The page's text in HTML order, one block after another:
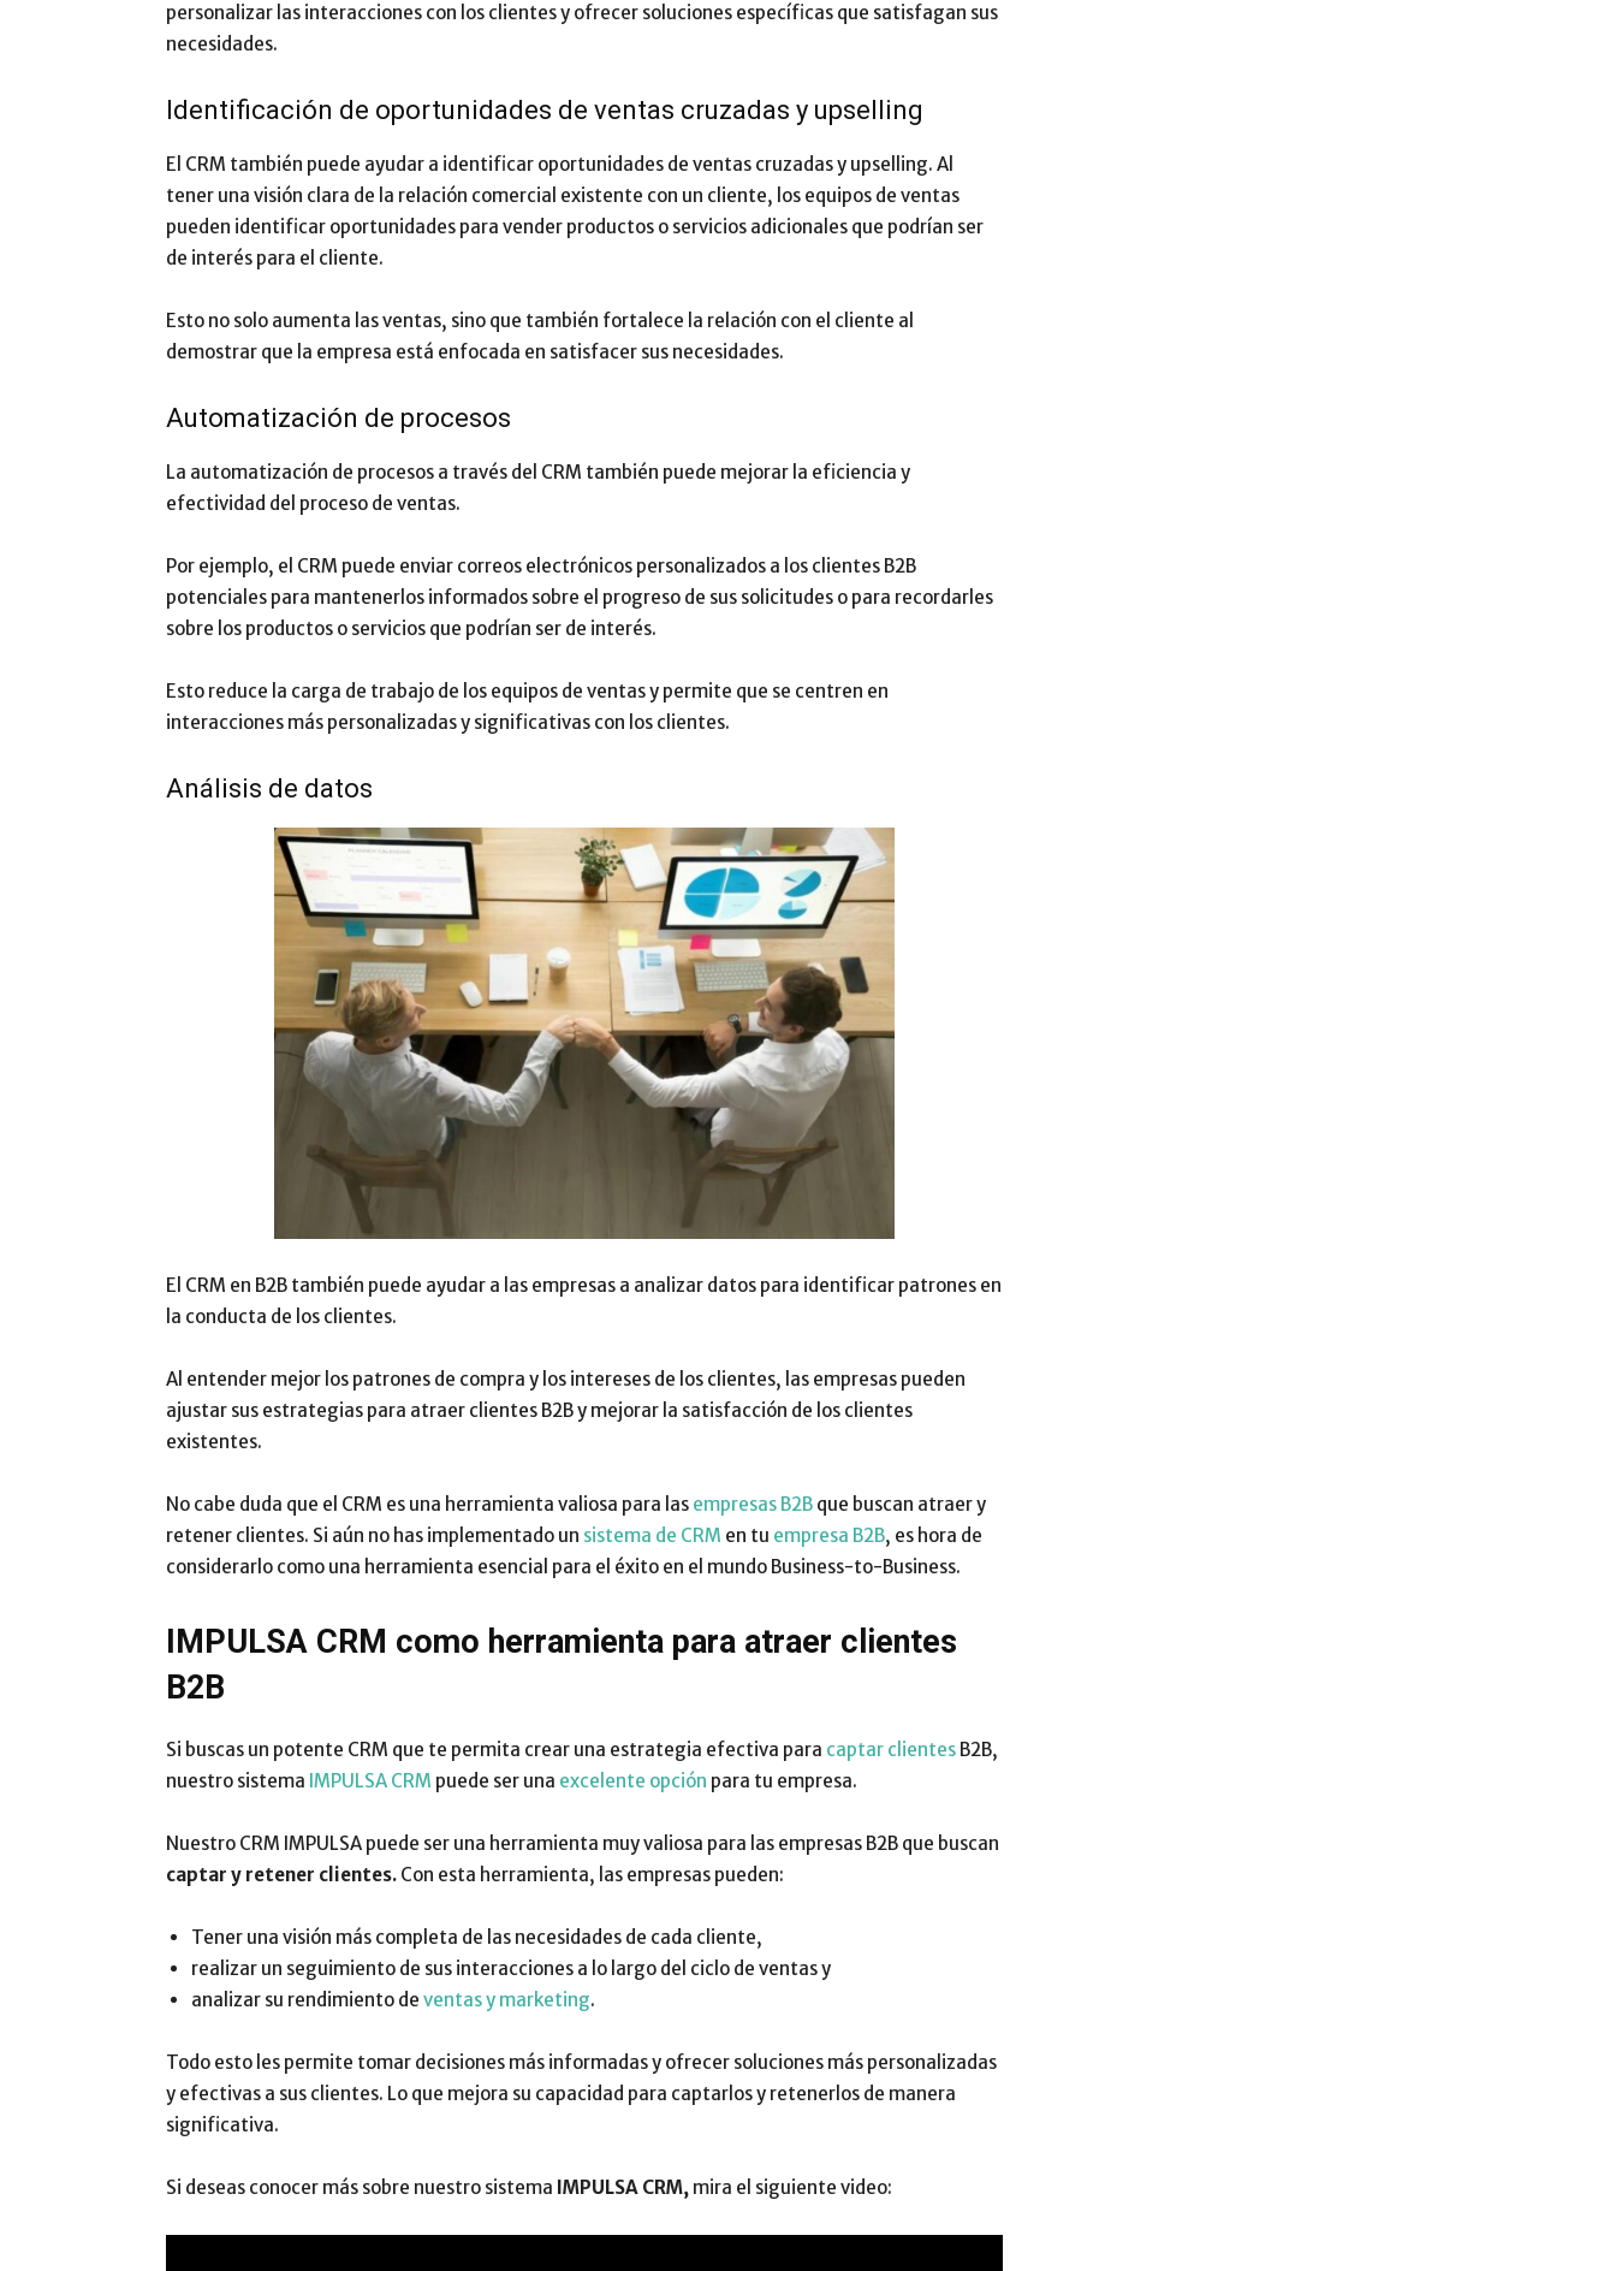
personalizar las interacciones con los clientes y ofrecer soluciones específicas que satisfagan sus
necesidades.
Identificación de oportunidades de ventas cruzadas y upselling
El CRM también puede ayudar a identificar oportunidades de ventas cruzadas y upselling. Al
tener una visión clara de la relación comercial existente con un cliente, los equipos de ventas
pueden identificar oportunidades para vender productos o servicios adicionales que podrían ser
de interés para el cliente.
Esto no solo aumenta las ventas, sino que también fortalece la relación con el cliente al
demostrar que la empresa está enfocada en satisfacer sus necesidades.
Automatización de procesos
La automatización de procesos a través del CRM también puede mejorar la eficiencia y
efectividad del proceso de ventas.
Por ejemplo, el CRM puede enviar correos electrónicos personalizados a los clientes B2B
potenciales para mantenerlos informados sobre el progreso de sus solicitudes o para recordarles
sobre los productos o servicios que podrían ser de interés.
Esto reduce la carga de trabajo de los equipos de ventas y permite que se centren en
interacciones más personalizadas y significativas con los clientes.
Análisis de datos
El CRM en B2B también puede ayudar a las empresas a analizar datos para identificar patrones en
la conducta de los clientes.
Al entender mejor los patrones de compra y los intereses de los clientes, las empresas pueden
ajustar sus estrategias para atraer clientes B2B y mejorar la satisfacción de los clientes
existentes.
No cabe duda que el CRM es una herramienta valiosa para las empresas B2B que buscan atraer y
retener clientes. Si aún no has implementado un sistema de CRM en tu empresa B2B, es hora de
considerarlo como una herramienta esencial para el éxito en el mundo Business-to-Business.
IMPULSA CRM como herramienta para atraer clientes
B2B
Si buscas un potente CRM que te permita crear una estrategia efectiva para captar clientes B2B,
nuestro sistema IMPULSA CRM puede ser una excelente opción para tu empresa.
Nuestro CRM IMPULSA puede ser una herramienta muy valiosa para las empresas B2B que buscan
captar y retener clientes. Con esta herramienta, las empresas pueden:
Tener una visión más completa de las necesidades de cada cliente,
realizar un seguimiento de sus interacciones a lo largo del ciclo de ventas y
analizar su rendimiento de ventas y marketing.
Todo esto les permite tomar decisiones más informadas y ofrecer soluciones más personalizadas
y efectivas a sus clientes. Lo que mejora su capacidad para captarlos y retenerlos de manera
significativa.
Si deseas conocer más sobre nuestro sistema IMPULSA CRM, mira el siguiente video: